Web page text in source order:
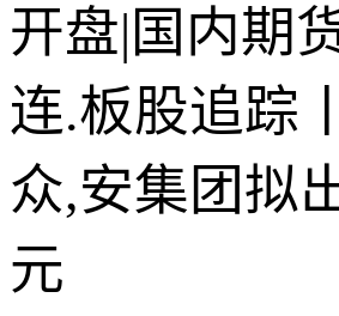
开盘|国内期
连.板股追踪
众,安集团拟
元